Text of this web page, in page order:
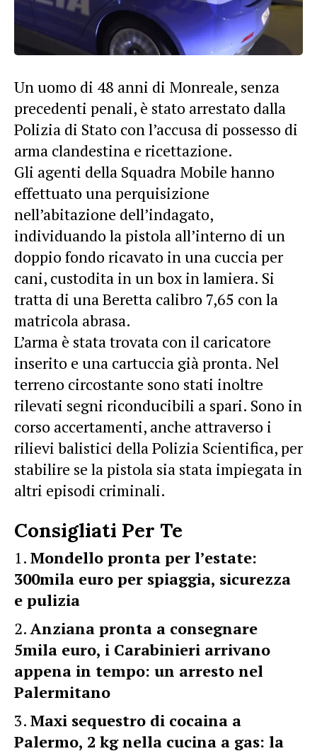
Un uomo di 48 anni di Monreale, senza
precedenti penali, è stato arrestato dalla
Polizia di Stato con l’accusa di possesso di
arma clandestina e ricettazione.
Gli agenti della Squadra Mobile hanno
effettuato una perquisizione
nell’abitazione dell’indagato,
individuando la pistola all’interno di un
doppio fondo ricavato in una cuccia per
cani, custodita in un box in lamiera. Si
tratta di una Beretta calibro 7,65 con la
matricola abrasa.
L’arma è stata trovata con il caricatore
inserito e una cartuccia già pronta. Nel
terreno circostante sono stati inoltre
rilevati segni riconducibili a spari. Sono in
corso accertamenti, anche attraverso i
rilievi balistici della Polizia Scientifica, per
stabilire se la pistola sia stata impiegata in
altri episodi criminali.
Consigliati Per Te
Mondello pronta per l’estate:
300mila euro per spiaggia, sicurezza
e pulizia
Anziana pronta a consegnare
5mila euro, i Carabinieri arrivano
appena in tempo: un arresto nel
Palermitano
Maxi sequestro di cocaina a
Palermo, 2 kg nella cucina a gas: la